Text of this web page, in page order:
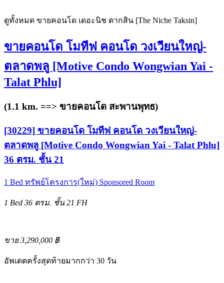
ดูทั้งหมด ขายคอนโด เดอะนิช ตากสิน [The Niche Taksin]
ขายคอนโด โมทีฟ คอนโด วงเวียนใหญ่-
ตลาดพลู [Motive Condo Wongwian Yai -
Talat Phlu]
(1.1 km. ==> ขายคอนโด สะพานพุทธ)
[30229] ขายคอนโด โมทีฟ คอนโด วงเวียนใหญ่-
ตลาดพลู [Motive Condo Wongwian Yai - Talat Phlu]
36 ตรม. ชั้น 21
1 Bed ทรัพย์โครงการ(ใหม่) Sponsored Room
1 Bed 36 ตรม. ชั้น 21 FH
ขาย 3,290,000 ฿
อัพเดตครั้งสุดท้ายมากกว่า 30 วัน